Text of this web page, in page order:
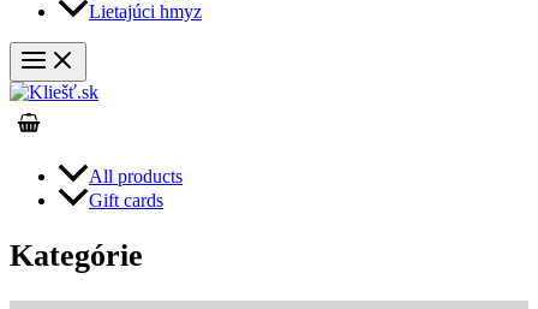
Lietajúci hmyz
All products
Gift cards
Kategórie